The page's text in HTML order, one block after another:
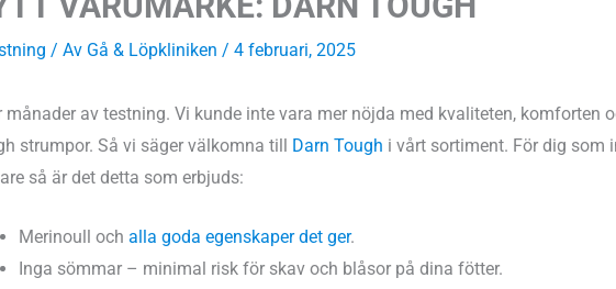
/ Av Gå & Löpkliniken / 4 februari, 2025
månader av testning. Vi kunde inte vara mer nöjda med kvaliteten, komforten
strumpor. Så vi säger välkomna till Darn Tough i vårt sortiment. För dig som
så är det detta som erbjuds:
Merinoull och alla goda egenskaper det ger.
Inga sömmar – minimal risk för skav och blåsor på dina fötter.